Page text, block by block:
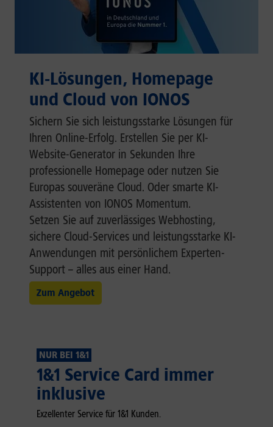
KI-Lösungen, Homepage
und Cloud von IONOS
Sichern Sie sich leistungsstarke Lösungen für
Ihren Online-Erfolg. Erstellen Sie per KI-
Website-Generator in Sekunden Ihre
professionelle Homepage oder nutzen Sie
Europas souveräne Cloud. Oder smarte KI-
Assistenten von IONOS Momentum.
Setzen Sie auf zuverlässiges Webhosting,
sichere Cloud-Services und leistungsstarke KI-
Anwendungen mit persönlichem Experten-
Support – alles aus einer Hand.
Zum Angebot
NUR BEI 1&1
1&1 Service Card immer
inklusive
Exzellenter Service für 1&1 Kunden.